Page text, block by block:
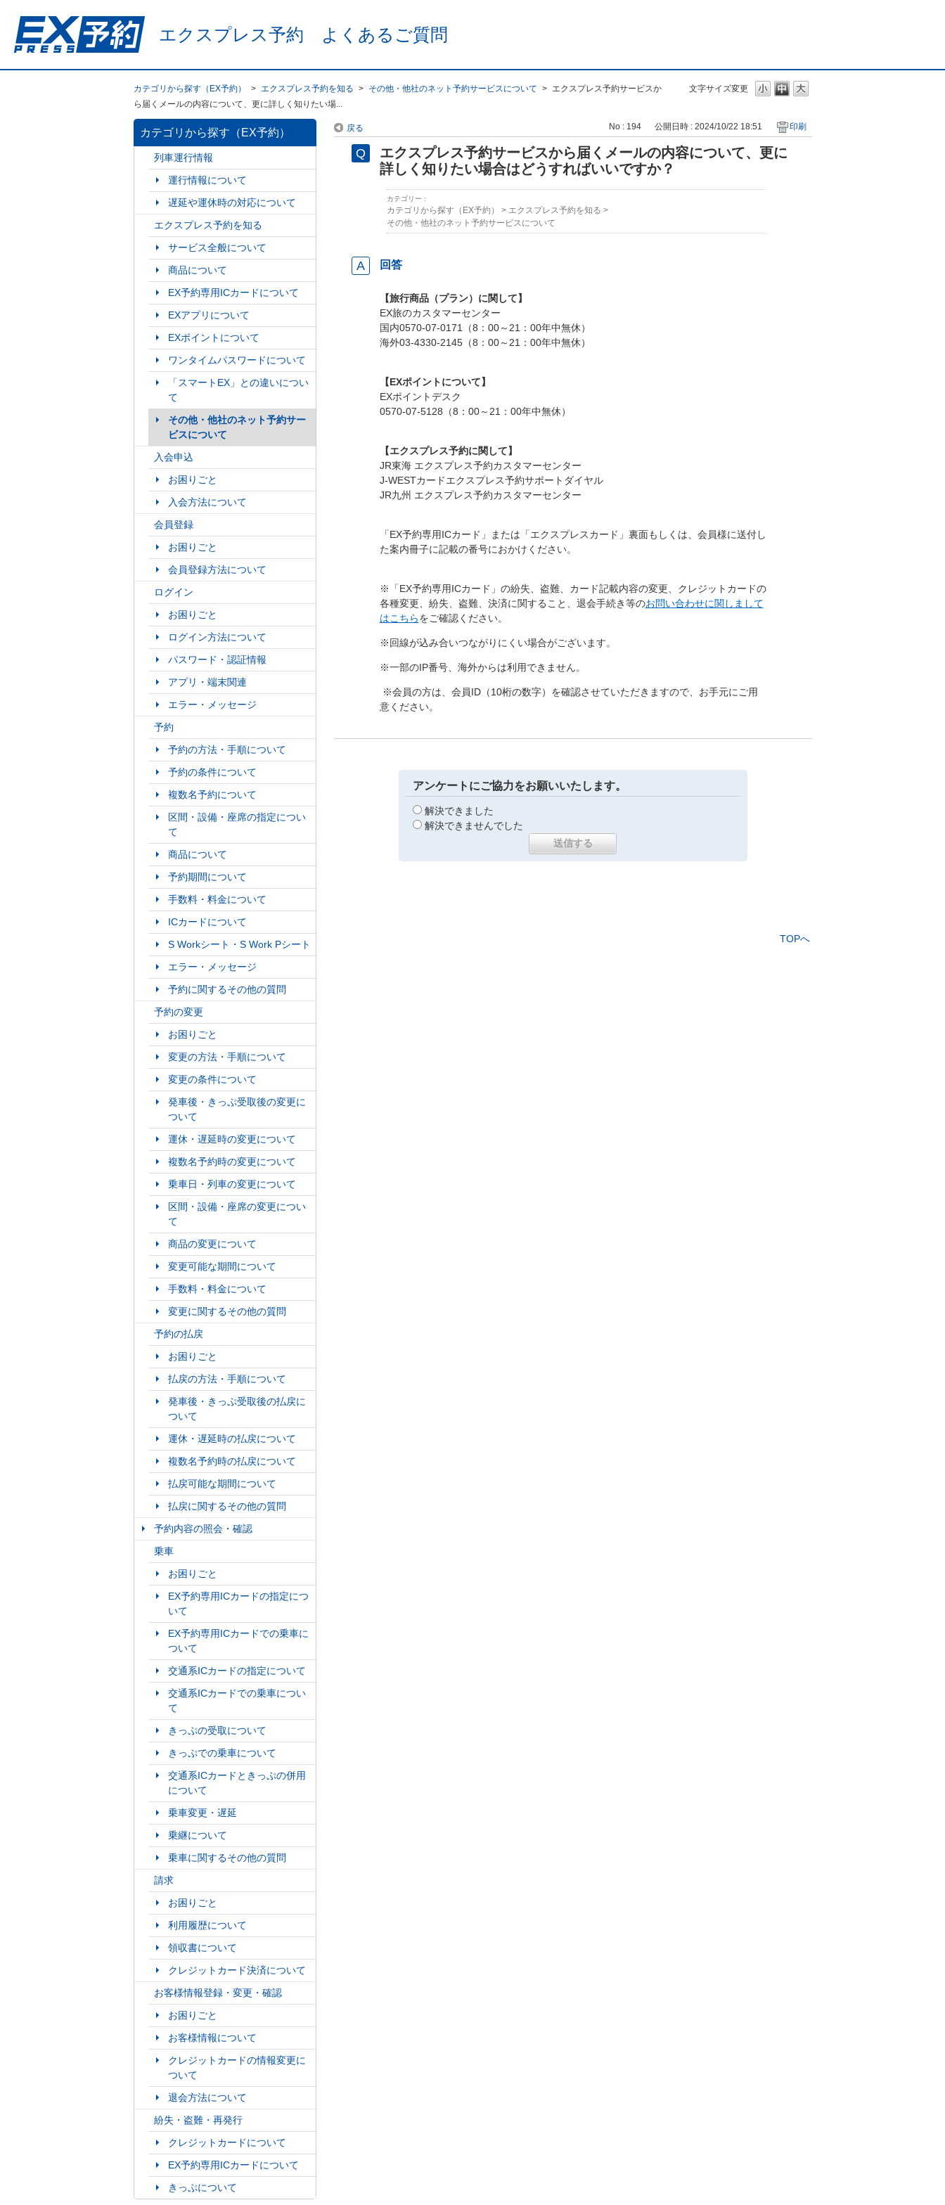
エクスプレス予約 よくあるご質問
文字サイズ変更
カテゴリから探す（EX予約） > エクスプレス予約を知る > その他・他社のネット予約サービスについて > エクスプレス予約サービスか
ら届くメールの内容について、更に詳しく知りたい場...
カテゴリから探す（EX予約）
列車運行情報
運行情報について
遅延や運休時の対応について
エクスプレス予約を知る
サービス全般について
商品について
EX予約専用ICカードについて
EXアプリについて
EXポイントについて
ワンタイムパスワードについて
「スマートEX」との違いについ
て
その他・他社のネット予約サー
ビスについて
入会申込
お困りごと
入会方法について
会員登録
お困りごと
会員登録方法について
ログイン
お困りごと
ログイン方法について
パスワード・認証情報
アプリ・端末関連
エラー・メッセージ
予約
予約の方法・手順について
予約の条件について
複数名予約について
区間・設備・座席の指定につい
て
商品について
予約期間について
手数料・料金について
ICカードについて
S Workシート・S Work Pシート
エラー・メッセージ
予約に関するその他の質問
予約の変更
お困りごと
変更の方法・手順について
変更の条件について
発車後・きっぷ受取後の変更に
ついて
運休・遅延時の変更について
複数名予約時の変更について
乗車日・列車の変更について
区間・設備・座席の変更につい
て
商品の変更について
変更可能な期間について
手数料・料金について
変更に関するその他の質問
予約の払戻
お困りごと
払戻の方法・手順について
発車後・きっぷ受取後の払戻に
ついて
運休・遅延時の払戻について
複数名予約時の払戻について
払戻可能な期間について
払戻に関するその他の質問
予約内容の照会・確認
乗車
お困りごと
EX予約専用ICカードの指定につ
いて
EX予約専用ICカードでの乗車に
ついて
交通系ICカードの指定について
交通系ICカードでの乗車につい
て
きっぷの受取について
きっぷでの乗車について
交通系ICカードときっぷの併用
について
乗車変更・遅延
乗継について
乗車に関するその他の質問
請求
お困りごと
利用履歴について
領収書について
クレジットカード決済について
お客様情報登録・変更・確認
お困りごと
お客様情報について
クレジットカードの情報変更に
ついて
退会方法について
紛失・盗難・再発行
クレジットカードについて
EX予約専用ICカードについて
きっぷについて
戻る No : 194 公開日時 : 2024/10/22 18:51 印刷
エクスプレス予約サービスから届くメールの内容について、更に
詳しく知りたい場合はどうすればいいですか？
カテゴリー :
カテゴリから探す（EX予約） > エクスプレス予約を知る >
その他・他社のネット予約サービスについて
回答
【旅行商品（プラン）に関して】
EX旅のカスタマーセンター
国内0570-07-0171（8：00～21：00年中無休）
海外03-4330-2145（8：00～21：00年中無休）
【EXポイントについて】
EXポイントデスク
0570-07-5128（8：00～21：00年中無休）
【エクスプレス予約に関して】
JR東海 エクスプレス予約カスタマーセンター
J-WESTカードエクスプレス予約サポートダイヤル
JR九州 エクスプレス予約カスタマーセンター
「EX予約専用ICカード」または「エクスプレスカード」裏面もしくは、会員様に送付し
た案内冊子に記載の番号におかけください。
※「EX予約専用ICカード」の紛失、盗難、カード記載内容の変更、クレジットカードの
各種変更、紛失、盗難、決済に関すること、退会手続き等のお問い合わせに関しまして
はこちらをご確認ください。
※回線が込み合いつながりにくい場合がございます。
※一部のIP番号、海外からは利用できません。
※会員の方は、会員ID（10桁の数字）を確認させていただきますので、お手元にご用
意ください。
アンケートにご協力をお願いいたします。
解決できました
解決できませんでした
TOPへ